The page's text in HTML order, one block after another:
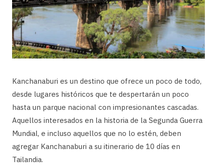
Kanchanaburi es un destino que ofrece un poco de todo,
desde lugares históricos que te despertarán un poco
hasta un parque nacional con impresionantes cascadas.
Aquellos interesados ​​en la historia de la Segunda Guerra
Mundial, e incluso aquellos que no lo estén, deben
agregar Kanchanaburi a su itinerario de 10 días en
Tailandia.